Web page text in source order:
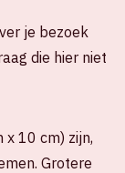
je bezoek
die hier niet
x 10 cm) zijn,
Grotere